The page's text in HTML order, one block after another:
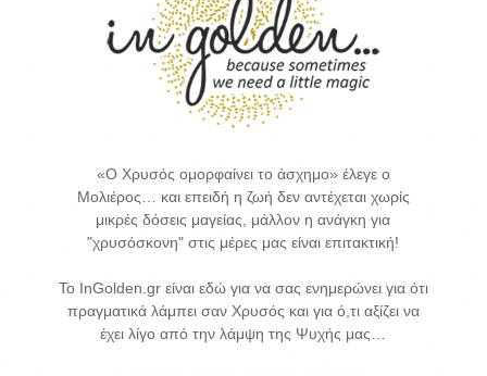
«Ο Χρυσός ομορφαίνει το άσχημο» έλεγε ο
Μολιέρος… και επειδή η ζωή δεν αντέχεται χωρίς
μικρές δόσεις μαγείας, μάλλον η ανάγκη για
"χρυσόσκονη" στις μέρες μας είναι επιτακτική!
Το InGolden.gr είναι εδώ για να σας ενημερώνει για ότι
πραγματικά λάμπει σαν Χρυσός και για ό,τι αξίζει να
έχει λίγο από την λάμψη της Ψυχής μας…